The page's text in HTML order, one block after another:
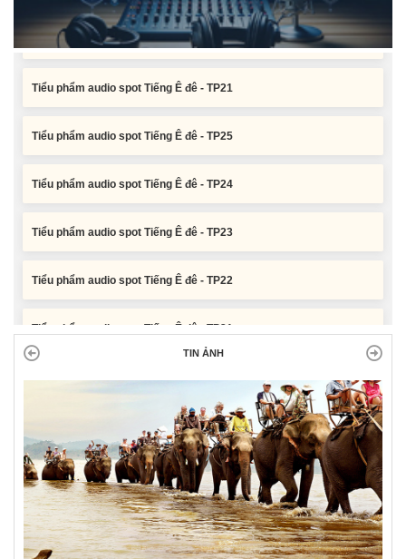
Tiểu phẩm audio spot Tiếng Ê đê - TP21
Tiểu phẩm audio spot Tiếng Ê đê - TP25
Tiểu phẩm audio spot Tiếng Ê đê - TP24
Tiểu phẩm audio spot Tiếng Ê đê - TP23
Tiểu phẩm audio spot Tiếng Ê đê - TP22
Tiểu phẩm audio spot Tiếng Ê đê - TP21
TIN ẢNH